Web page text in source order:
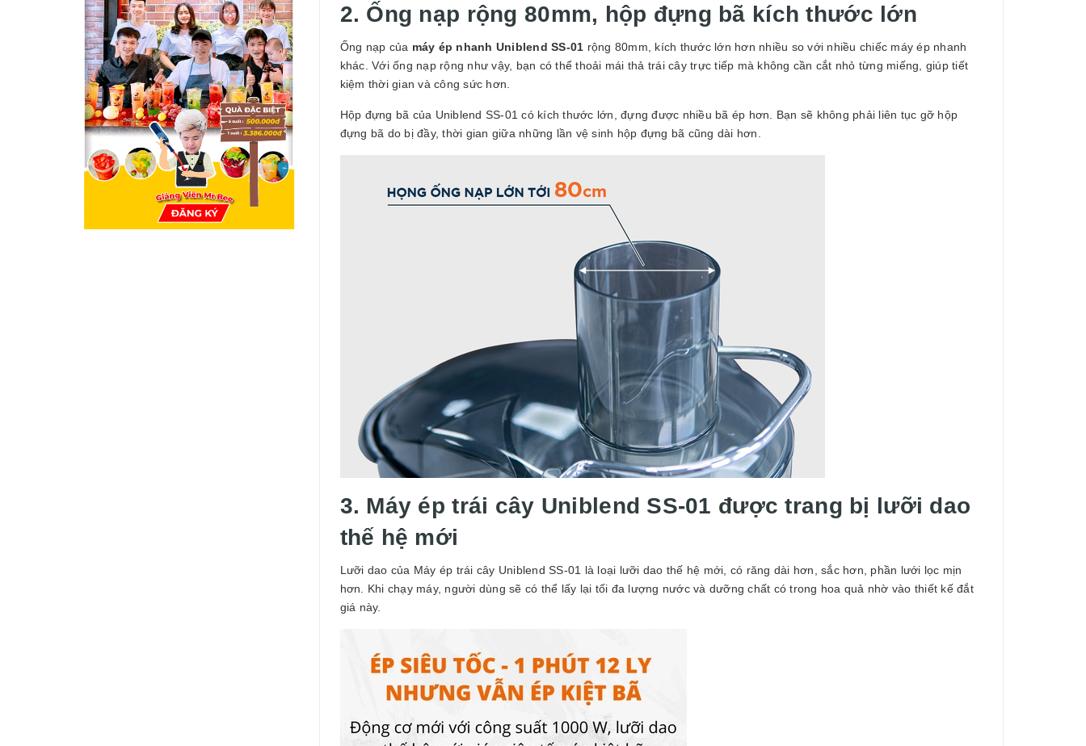
2. Ống nạp rộng 80mm, hộp đựng bã kích thước lớn
Ống nạp của máy ép nhanh Uniblend SS-01 rộng 80mm, kích thước lớn hơn nhiều so với nhiều chiếc máy ép nhanh
khác. Với ống nạp rộng như vậy, bạn có thể thoải mái thả trái cây trực tiếp mà không cần cắt nhỏ từng miếng, giúp tiết
kiệm thời gian và công sức hơn.
Hộp đựng bã của Uniblend SS-01 có kích thước lớn, đựng được nhiều bã ép hơn. Bạn sẽ không phải liên tục gỡ hộp
đựng bã do bị đầy, thời gian giữa những lần vệ sinh hộp đựng bã cũng dài hơn.
3. Máy ép trái cây Uniblend SS-01 được trang bị lưỡi dao
thế hệ mới
Lưỡi dao của Máy ép trái cây Uniblend SS-01 là loại lưỡi dao thế hệ mới, có răng dài hơn, sắc hơn, phần lưới lọc mịn
hơn. Khi chạy máy, người dùng sẽ có thể lấy lại tối đa lượng nước và dưỡng chất có trong hoa quả nhờ vào thiết kế đắt
giá này.